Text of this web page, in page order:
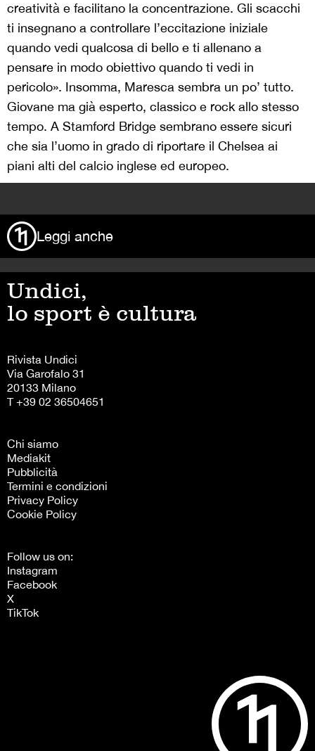
creatività e facilitano la concentrazione. Gli scacchi
ti insegnano a controllare l’eccitazione iniziale
quando vedi qualcosa di bello e ti allenano a
pensare in modo obiettivo quando ti vedi in
pericolo». Insomma, Maresca sembra un po’ tutto.
Giovane ma già esperto, classico e rock allo stesso
tempo. A Stamford Bridge sembrano essere sicuri
che sia l’uomo in grado di riportare il Chelsea ai
piani alti del calcio inglese ed europeo.
Leggi anche
Undici,
lo sport è cultura
Rivista Undici
Via Garofalo 31
20133 Milano
T +39 02 36504651
Chi siamo
Mediakit
Pubblicità
Termini e condizioni
Privacy Policy
Cookie Policy
Follow us on:
Instagram
Facebook
X
TikTok